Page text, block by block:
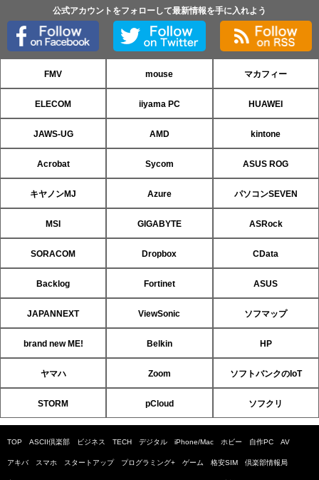
公式アカウントをフォローして最新情報を手に入れよう
FMV mouse マカフィー
ELECOM iiyama PC HUAWEI
JAWS-UG AMD kintone
Acrobat Sycom ASUS ROG
キヤノンMJ Azure パソコンSEVEN
MSI GIGABYTE ASRock
SORACOM Dropbox CData
Backlog Fortinet ASUS
JAPANNEXT ViewSonic ソフマップ
brand new ME! Belkin HP
ヤマハ Zoom ソフトバンクのIoT
STORM pCloud ソフクリ
TOP ASCII倶楽部 ビジネス TECH デジタル iPhone/Mac ホビー 自作PC AV
アキバ スマホ スタートアップ プログラミング+ ゲーム 格安SIM 倶楽部情報局